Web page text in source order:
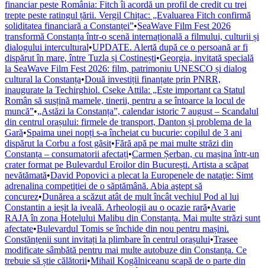
financiar peste România: Fitch îi acordă un profil de credit cu trei
trepte peste ratingul țării. Vergil Chițac: „Evaluarea Fitch confirmă
soliditatea financiară a Constanței”•SeaWave Film Fest 2026
transformă Constanța într-o scenă internațională a filmului, culturii și
dialogului intercultural•UPDATE. Alertă după ce o persoană ar fi
dispărut în mare, între Tuzla și Costinești•Georgia, invitată specială
la SeaWave Film Fest 2026: film, patrimoniu UNESCO și dialog
cultural la Constanța•Două investiții finanțate prin PNRR,
inaugurate la Techirghiol. Cseke Attila: „Este important ca Statul
Român să susțină mamele, tinerii, pentru a se întoarce la locul de
muncă”•„Astăzi la Constanța”, calendar istoric 7 august – Scandalul
din centrul orașului: firmele de transport, Danton și problema de la
Gară•Spaima unei nopți s-a încheiat cu bucurie: copilul de 3 ani
dispărut la Corbu a fost găsit•Fără apă pe mai multe străzi din
Constanța – consumatorii afectați•Carmen Șerban, cu mașina într-un
crater format pe Bulevardul Eroilor din București. Artista a scăpat
nevătămată•David Popovici a plecat la Europenele de nataţie: Simt
adrenalina competiţiei de o săptămână. Abia aştept să
concurez•Dunărea a scăzut atât de mult încât vechiul Pod al lui
Constantin a ieșit la iveală. Arheologii au o ocazie rară•Avarie
RAJA în zona Hotelului Malibu din Constanța. Mai multe străzi sunt
afectate•Bulevardul Tomis se închide din nou pentru mașini.
Constănțenii sunt invitați la plimbare în centrul orașului•Trasee
modificate sâmbătă pentru mai multe autobuze din Constanța. Ce
trebuie să știe călătorii•Mihail Kogălniceanu scapă de o parte din